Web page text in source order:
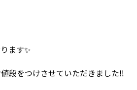
ます✨
段をつけさせていただきました‼️